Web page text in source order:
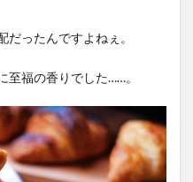
ったんですよねぇ。
至福の香りでした……。